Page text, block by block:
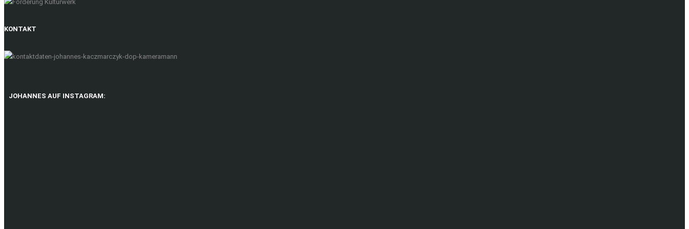
KONTAKT
JOHANNES AUF INSTAGRAM: